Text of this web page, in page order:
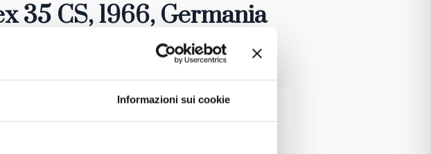
Informazioni sui cookie
35 CS, 1966, Germania